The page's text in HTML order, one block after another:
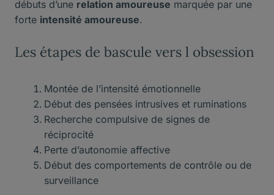
débuts d’une relation amoureuse marquée par une
forte intensité amoureuse.
Les étapes de bascule vers l obsession
Montée de l’intensité émotionnelle
Début des pensées intrusives et ruminations
Recherche compulsive de signes de
réciprocité
Perte d’autonomie affective
Début des comportements de contrôle ou de
surveillance